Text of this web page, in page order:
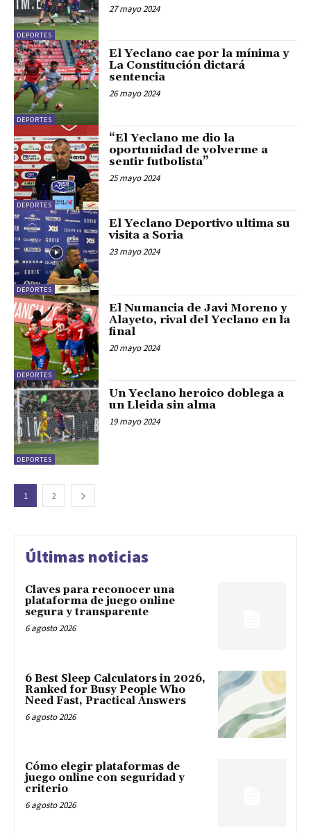
DEPORTES
27 mayo 2024
DEPORTES
El Yeclano cae por la mínima y
La Constitución dictará
sentencia
26 mayo 2024
DEPORTES
“El Yeclano me dio la
oportunidad de volverme a
sentir futbolista”
25 mayo 2024
DEPORTES
El Yeclano Deportivo ultima su
visita a Soria
23 mayo 2024
DEPORTES
El Numancia de Javi Moreno y
Alayeto, rival del Yeclano en la
final
20 mayo 2024
DEPORTES
Un Yeclano heroico doblega a
un Lleida sin alma
19 mayo 2024
1 2
Últimas noticias
Claves para reconocer una
plataforma de juego online
segura y transparente
6 agosto 2026
6 Best Sleep Calculators in 2026,
Ranked for Busy People Who
Need Fast, Practical Answers
6 agosto 2026
Cómo elegir plataformas de
juego online con seguridad y
criterio
6 agosto 2026